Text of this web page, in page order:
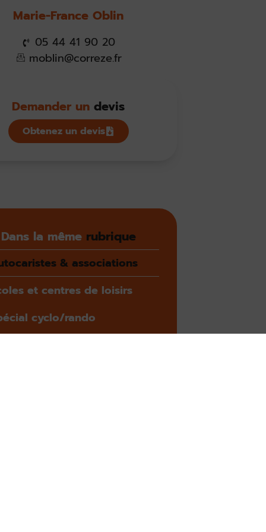
Marie-France Oblin
05 44 41 90 20
moblin@correze.fr
Demander undevis
Obtenez un devis
Dans la même rubrique
& associations
et centres de loisirs
cyclo/rando